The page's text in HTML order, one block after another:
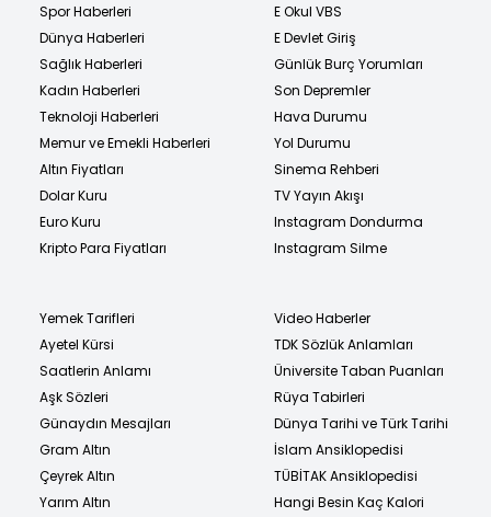
Spor Haberleri
Dünya Haberleri
Sağlık Haberleri
Kadın Haberleri
Teknoloji Haberleri
Memur ve Emekli Haberleri
Altın Fiyatları
Dolar Kuru
Euro Kuru
Kripto Para Fiyatları
E Okul VBS
E Devlet Giriş
Günlük Burç Yorumları
Son Depremler
Hava Durumu
Yol Durumu
Sinema Rehberi
TV Yayın Akışı
Instagram Dondurma
Instagram Silme
Yemek Tarifleri
Ayetel Kürsi
Saatlerin Anlamı
Aşk Sözleri
Günaydın Mesajları
Gram Altın
Çeyrek Altın
Yarım Altın
Video Haberler
TDK Sözlük Anlamları
Üniversite Taban Puanları
Rüya Tabirleri
Dünya Tarihi ve Türk Tarihi
İslam Ansiklopedisi
TÜBİTAK Ansiklopedisi
Hangi Besin Kaç Kalori